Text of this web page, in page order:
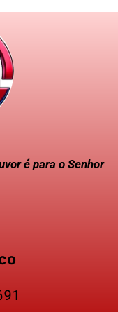
é para o Senhor